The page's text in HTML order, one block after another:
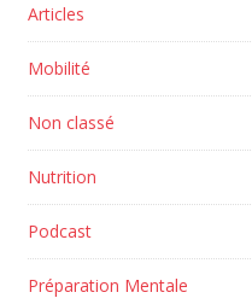
Articles
Mobilité
Non classé
Nutrition
Podcast
Préparation Mentale